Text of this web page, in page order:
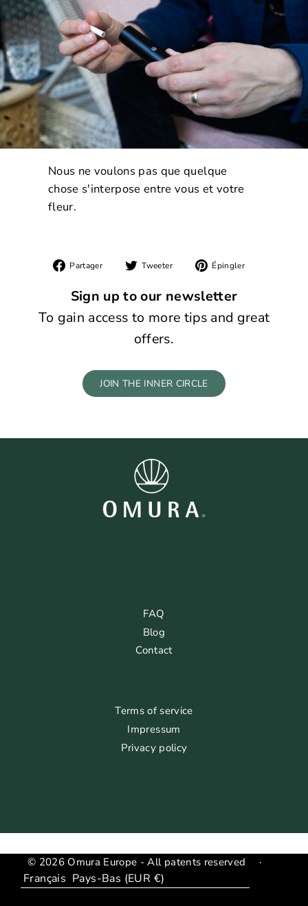
Nous ne voulons pas que quelque
chose s'interpose entre vous et votre
fleur.
Partager
Partager
Facebook
Tweeter
Tweeter
Twitter
Épingler
Sign up to our newsletter
To gain access to more tips and great
offers.
JOIN THE INNER CIRCLE
FAQ
Blog
Contact
Terms of service
Impressum
Privacy policy
© 2026 Omura Europe - All patents reserved
·
Langue
Translation